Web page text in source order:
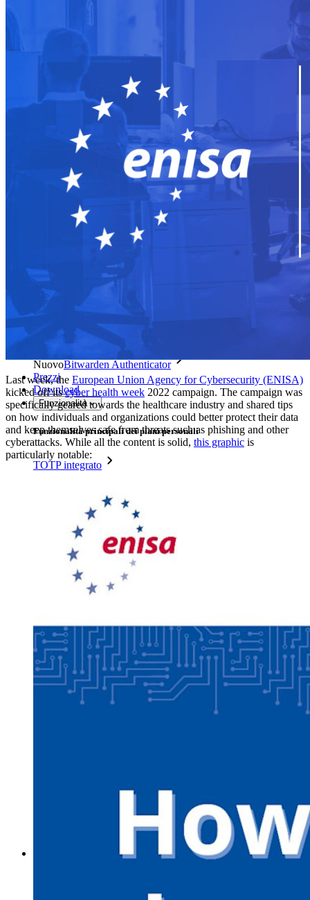
Innumerevoli aziende e imprese scelgono Bitwarden per
Prodotti per sviluppatori
Scopri Secrets Manager
Gestione dei segreti con crittografia end-to-end per team di
sviluppo, DevOps e IT.
Passwordless.dev e passkey
Sblocca le funzionalità passkey e molto altro con poche righe
di codice
Documentazione per sviluppatori
Scopri di più
Integrazioni
Access Intelligence
NuovoBitwarden Authenticator
Prezzi
Download
Funzionalità
Funzionalità principali dei piani personali
TOTP integrato
Condivisione sicura con Send
Integrazione alias email
Multipiattaforma con dispositivi illimitati
Funzionalità principali dei piani Business
Integrazione con directory
Integrazione SSO
Self-hosting di Bitwarden
Criteri Enterprise
Recupero account
Scopri tutti gli strumenti e le funzionalità
Last week, the European Union Agency for Cybersecurity (ENISA)
kicked off itscyber health week 2022 campaign. The campaign was
specifically geared towards the healthcare industry and shared tips
on how individuals and organizations could better protect their data
and keep themselves safe from threats such as phishing and other
cyberattacks. While all the content is solid, this graphic is
particularly notable: